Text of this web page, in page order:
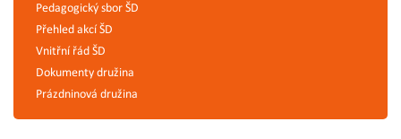
Pedagogický sbor ŠD
Přehled akcí ŠD
Vnitřní řád ŠD
Dokumenty družina
Prázdninová družina